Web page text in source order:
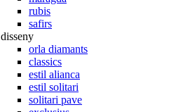
rubis
safirs
disseny
orla diamants
classics
estil alianca
estil solitari
solitari pave